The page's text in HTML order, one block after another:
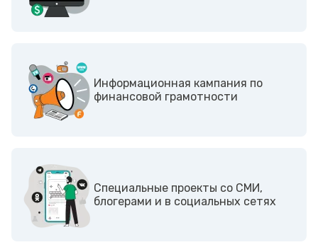
Информационная кампания по
финансовой грамотности
Cпециальные проекты со СМИ,
блогерами и в социальных сетях